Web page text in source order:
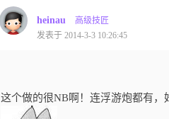
heinau
高级技匠
发表于 2014-3-3 10:26:45
这个做的很NB啊！连浮游炮都有，